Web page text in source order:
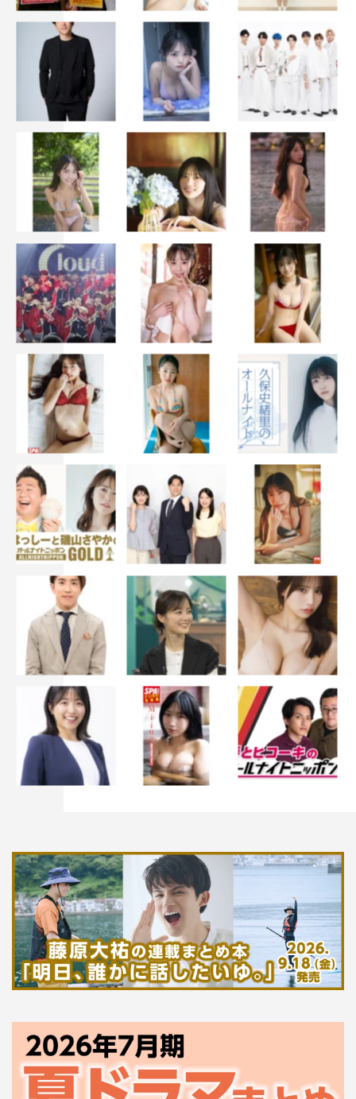
企画・製作・エグゼクティブプロデューサー：河村光庸
制作プロダクション：スターサンズ
制作協力：Lat-Lon
製作幹事：KADOKAWA
配給：KADOKAWA／スターサンズ
製作：「ヴィレッジ」製作委員会
＜ムビチケカード＞
価格：1,500円（税込）
発売日：2月23日（木・祝）より発売
※先着・数量限定／一部劇場除く
※発売情報は各劇場HPを参照
公式HP：village-movie.jp
©2023「ヴィレッジ」製作委員会
一ノ瀬ワタル 中村獅童 作間龍斗
古田新太 奥平大兼 横浜流星
黒木華